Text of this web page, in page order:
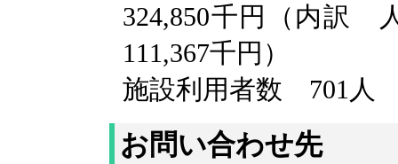
324,850千円（内訳
111,367千円）
施設利用者数 701人
お問い合わせ先